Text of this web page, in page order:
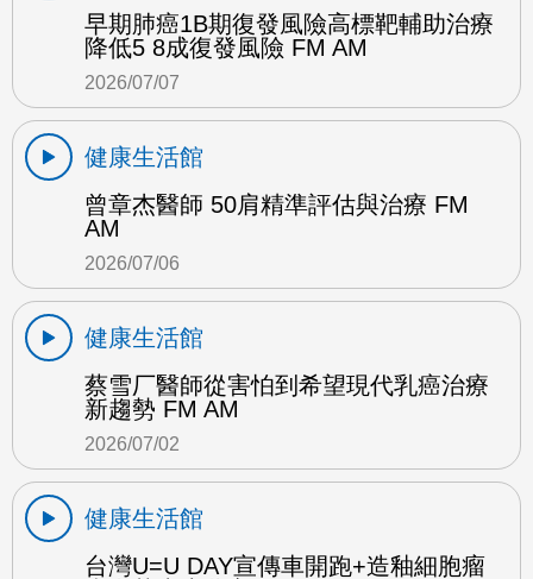
早期肺癌1B期復發風險高標靶輔助治療
降低5 8成復發風險 FM AM
2026/07/07
健康生活館
曾章杰醫師 50肩精準評估與治療 FM
AM
2026/07/06
健康生活館
蔡雪厂醫師從害怕到希望現代乳癌治療
新趨勢 FM AM
2026/07/02
健康生活館
台灣U=U DAY宣傳車開跑+造釉細胞瘤